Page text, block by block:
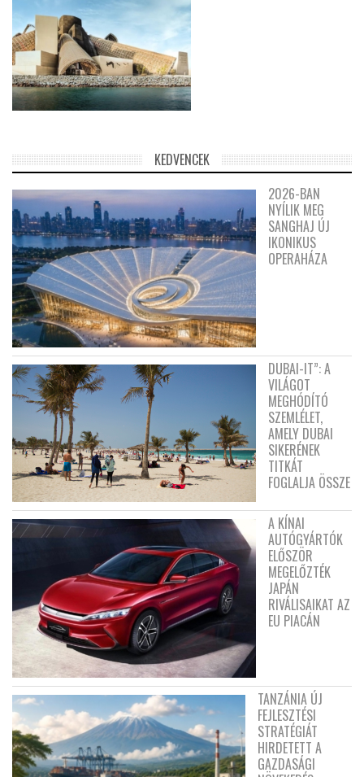
KEDVENCEK
2026-BAN
NYÍLIK MEG
SANGHAJ ÚJ
IKONIKUS
OPERAHÁZA
DUBAI-IT”: A
VILÁGOT
MEGHÓDÍTÓ
SZEMLÉLET,
AMELY DUBAI
SIKERÉNEK
TITKÁT
FOGLALJA ÖSSZE
A KÍNAI
AUTÓGYÁRTÓK
ELŐSZÖR
MEGELŐZTÉK
JAPÁN
RIVÁLISAIKAT AZ
EU PIACÁN
TANZÁNIA ÚJ
FEJLESZTÉSI
STRATÉGIÁT
HIRDETETT A
GAZDASÁGI